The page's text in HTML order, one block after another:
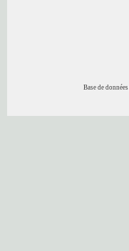
Base de données